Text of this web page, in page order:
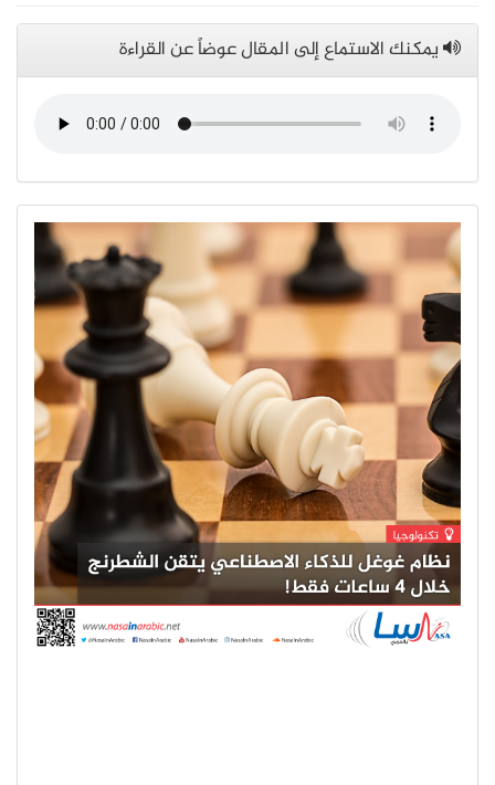
يمكنك الاستماع إلى المقال عوضاً عن القراءة